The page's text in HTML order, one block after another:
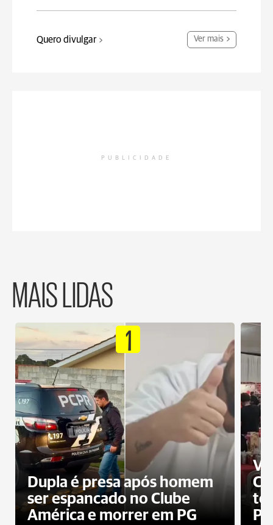
Quero divulgar Ver mais
PUBLICIDADE
MAIS LIDAS
1
Dupla é presa após homem
ser espancado no Clube
América e morrer em PG
PG